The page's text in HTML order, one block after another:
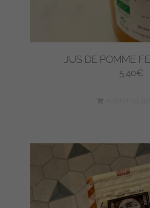
JUS DE POMME
5,40€